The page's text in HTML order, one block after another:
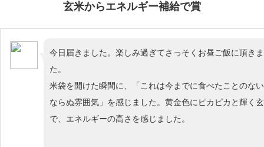
玄米からエネルギー補給で賞
今日届きました。楽しみ過ぎてさっそくお昼ご飯に頂き
た。
米袋を開けた瞬間に、「これは今までに食べたことのな
ならぬ雰囲気」を感じました。黄金色にピカピカと輝く
で、エネルギーの高さを感じました。